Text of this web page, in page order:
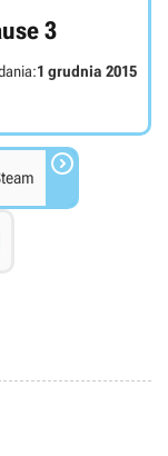
3
1 grudnia 2015
